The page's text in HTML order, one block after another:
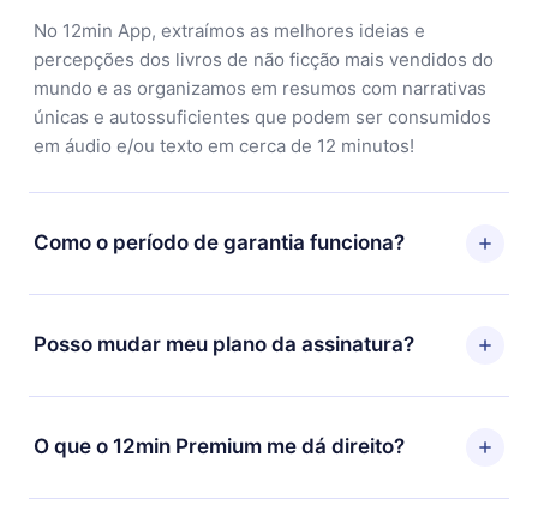
No 12min App, extraímos as melhores ideias e
percepções dos livros de não ficção mais vendidos do
mundo e as organizamos em resumos com narrativas
únicas e autossuficientes que podem ser consumidos
em áudio e/ou texto em cerca de 12 minutos!
Como o período de garantia funciona?
Você pode baixar nosso aplicativo e começar a
aproveitar nossa biblioteca. Se por algum motivo não
ficar satisfeito com nossa plataforma, basta entrar em
solicitar o reembolso do valor. Você receberá tudo que
Posso mudar meu plano da assinatura?
Sim, mas a mudança só se aplicará a partir do próximo
período de cobrança. Por exemplo, se você decidiu
mudar sua assinatura mensal para anual, após
O que o 12min Premium me dá direito?
O 12min Premium é um plano que te garante acesso a